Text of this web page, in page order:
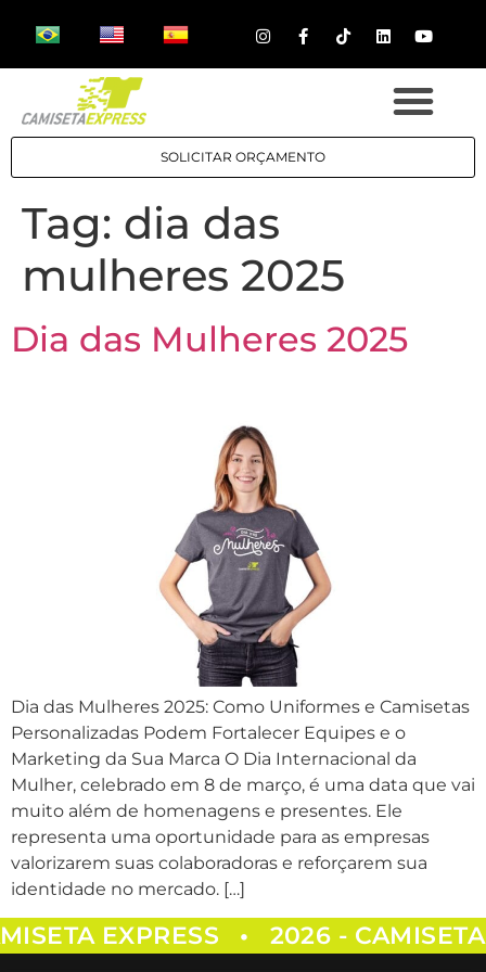
SOLICITAR ORÇAMENTO
Tag: dia das
mulheres 2025
Dia das Mulheres 2025
Dia das Mulheres 2025: Como Uniformes e Camisetas
Personalizadas Podem Fortalecer Equipes e o
Marketing da Sua Marca O Dia Internacional da
Mulher, celebrado em 8 de março, é uma data que vai
muito além de homenagens e presentes. Ele
representa uma oportunidade para as empresas
valorizarem suas colaboradoras e reforçarem sua
identidade no mercado. […]
EXPRESS • 2026 -